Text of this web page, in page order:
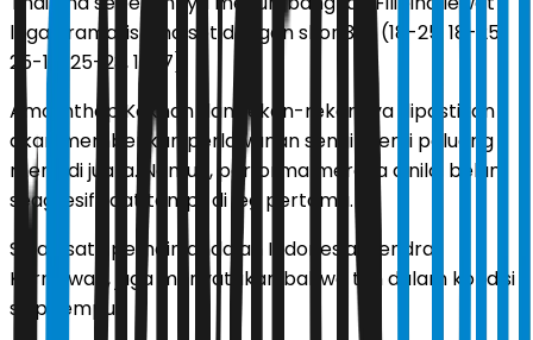
laga dramatis lima set dengan skor 3-2 (18-25, 18-25,
25-14, 25-23, 15-7).
Amornthep Kokhan dan rekan-rekannya dipastikan
akan memberikan perlawanan sengit demi peluang
menjadi juara. Namun, performa mereka dinilai belum
seagresif saat tampil di leg pertama.
Salah satu pemain andalan Indonesia, Hendra
Kurniawan, juga menyatakan bahwa tim dalam kondisi
siap tempur.